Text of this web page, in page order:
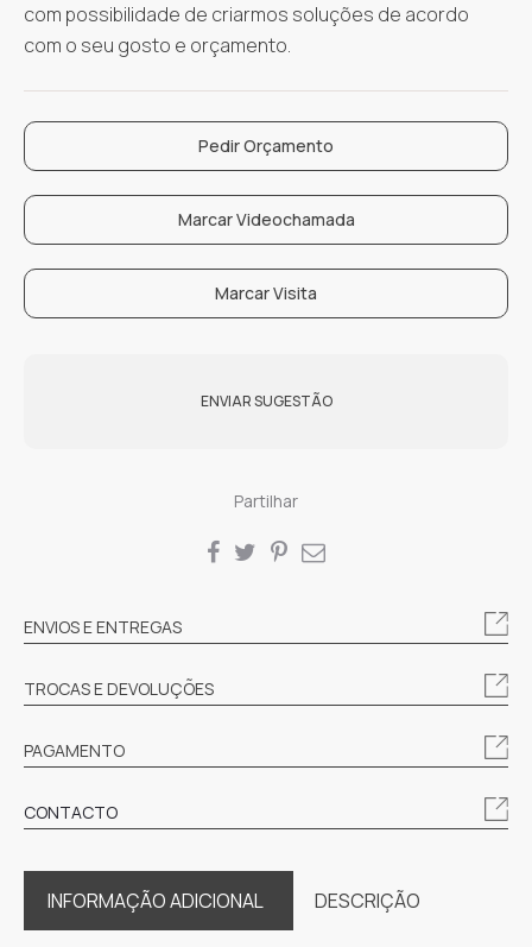
com possibilidade de criarmos soluções de acordo
com o seu gosto e orçamento.
Pedir Orçamento
Marcar Videochamada
Marcar Visita
ENVIAR SUGESTÃO
Partilhar
SHARE
ENVIOS E ENTREGAS
TROCAS E DEVOLUÇÕES
PAGAMENTO
CONTACTO
INFORMAÇÃO ADICIONAL DESCRIÇÃO